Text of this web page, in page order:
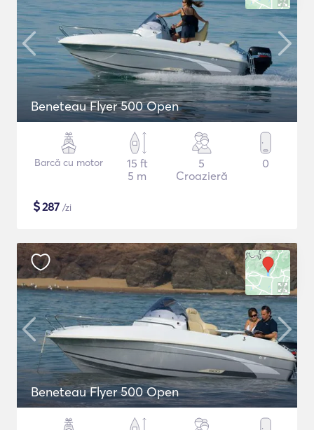
Beneteau Flyer 500 Open
Barcă cu motor
15 ft
5 m
5
Croazieră
0
$287 /zi
Beneteau Flyer 500 Open